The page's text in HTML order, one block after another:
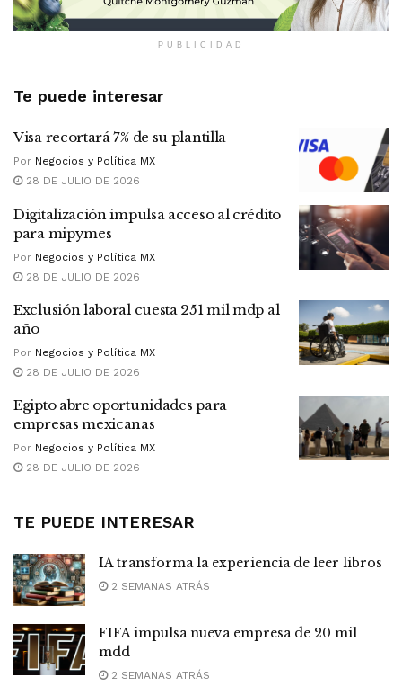
PUBLICIDAD
Te puede interesar
Visa recortará 7% de su plantilla
Por Negocios y Política MX
28 DE JULIO DE 2026
Digitalización impulsa acceso al crédito
para mipymes
Por Negocios y Política MX
28 DE JULIO DE 2026
Exclusión laboral cuesta 251 mil mdp al
año
Por Negocios y Política MX
28 DE JULIO DE 2026
Egipto abre oportunidades para
empresas mexicanas
Por Negocios y Política MX
28 DE JULIO DE 2026
TE PUEDE INTERESAR
IA transforma la experiencia de leer libros
2 SEMANAS ATRÁS
FIFA impulsa nueva empresa de 20 mil
mdd
2 SEMANAS ATRÁS